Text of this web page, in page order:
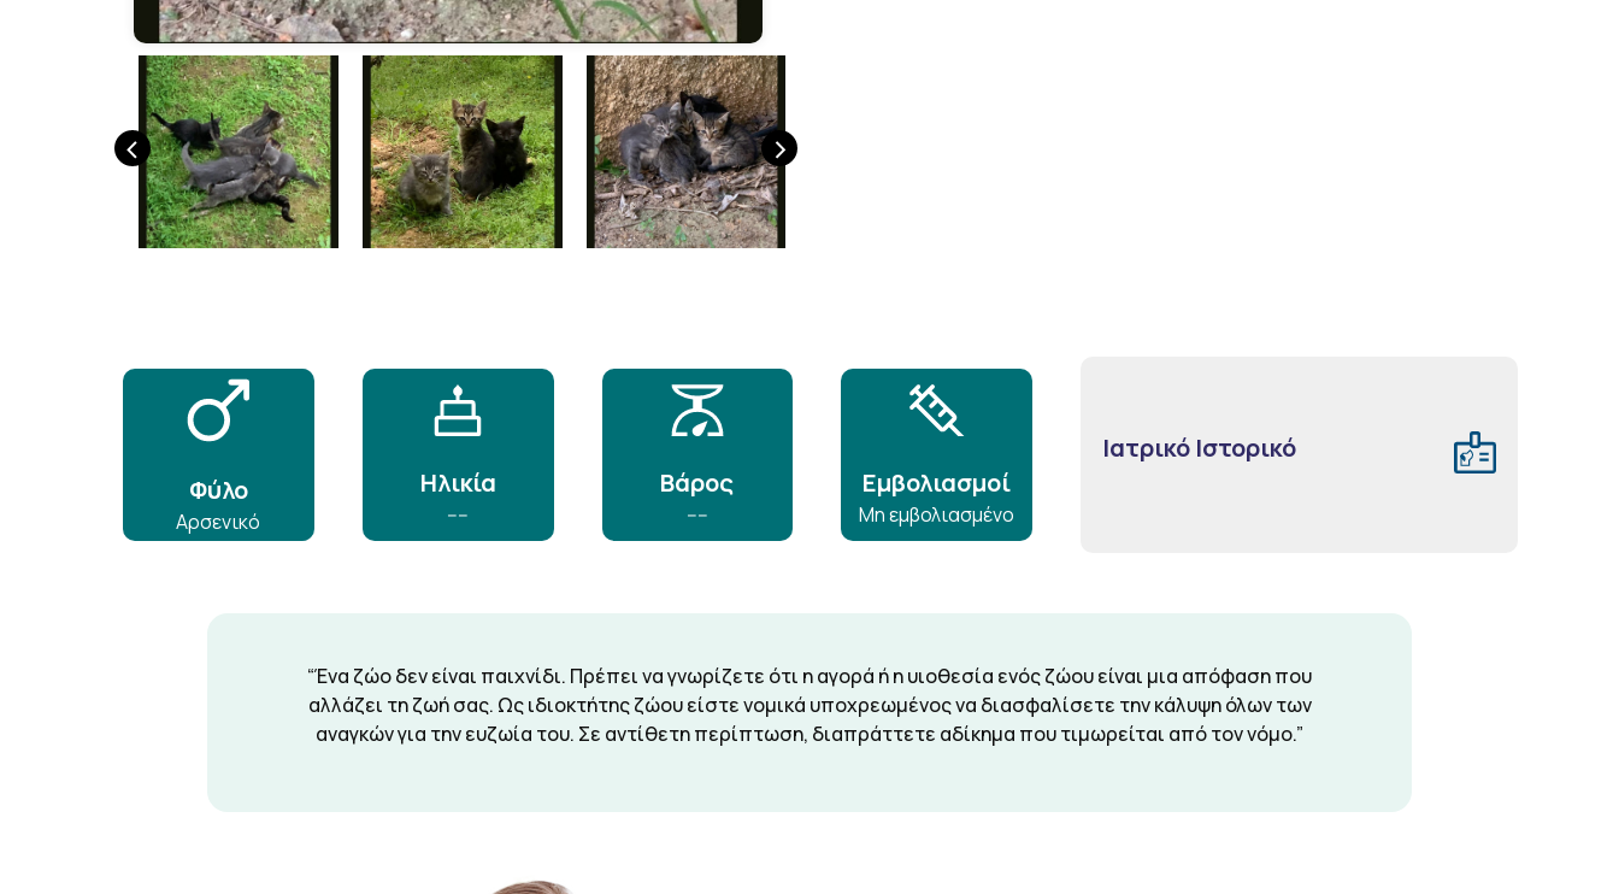
‹ ›
Φύλο
Αρσενικό
Ηλικία
----
Βάρος
----
Εμβολιασμοί
Μη εμβολιασμένο
Ιατρικό Ιστορικό
“Ένα ζώο δεν είναι παιχνίδι. Πρέπει να γνωρίζετε ότι η αγορά ή η υιοθεσία ενός ζώου είναι μια απόφαση που
αλλάζει τη ζωή σας. Ως ιδιοκτήτης ζώου είστε νομικά υποχρεωμένος να διασφαλίσετε την κάλυψη όλων των
αναγκών για την ευζωία του. Σε αντίθετη περίπτωση, διαπράττετε αδίκημα που τιμωρείται από τον νόμο.”